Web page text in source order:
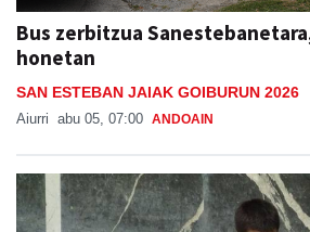
Bus zerbitzua
honetan
SAN ESTEBAN JAIAK GOIBURUN 2026
Aiurri abu 05, 07:00 ANDOAIN